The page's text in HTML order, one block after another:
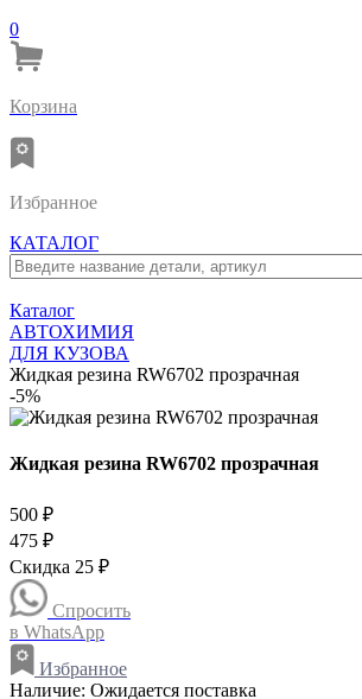
0
Корзина
Избранное
КАТАЛОГ
Каталог
АВТОХИМИЯ
ДЛЯ КУЗОВА
Жидкая резина RW6702 прозрачная
-5%
Жидкая резина RW6702 прозрачная
500 ₽
475 ₽
Скидка 25 ₽
Спросить
в WhatsApp
Избранное
Наличие: Ожидается поставка